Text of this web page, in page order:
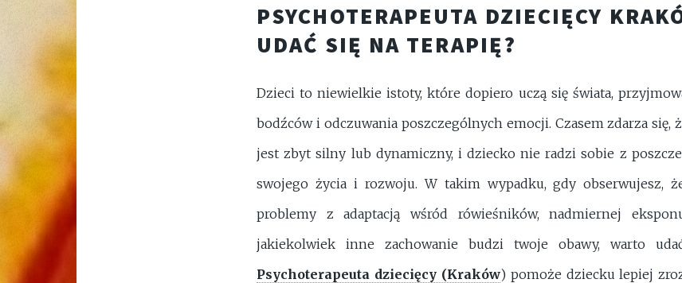
PSYCHOTERAPEUTA DZIECIĘCY
UDAĆ SIĘ NA TERAPIĘ?
Dzieci to niewielkie istoty, które dopiero uczą się świata,
bodźców i odczuwania poszczególnych emocji. Czasem zdarza się,
jest zbyt silny lub dynamiczny, i dziecko nie radzi sobie z
swojego życia i rozwoju. W takim wypadku, gdy obserwujesz,
problemy z adaptacją wśród rówieśników, nadmiernej
jakiekolwiek inne zachowanie budzi twoje obawy, warto
Psychoterapeuta dziecięcy (Kraków) pomoże dziecku lepiej